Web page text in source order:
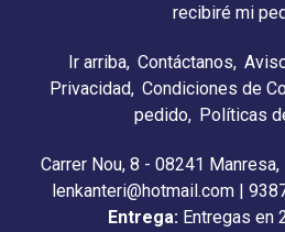
recibiré mi
Ir arriba Contáctanos
Privacidad Condiciones de
pedido
Políticas
Carrer Nou, 8 - 08241
lenkanteri@hotmail.com |
Entrega: Entregas en